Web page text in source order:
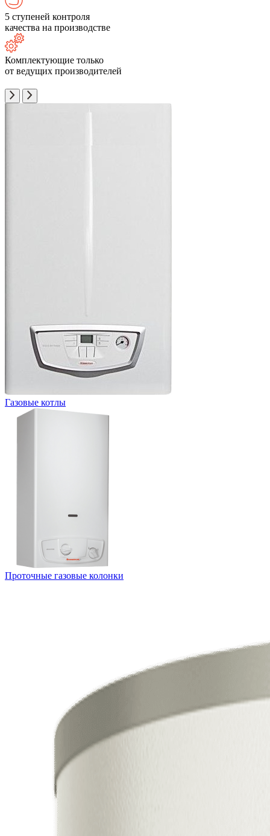
5 ступеней контроля
качества на производстве
Комплектующие только
от ведущих производителей
Газовые котлы
Проточные газовые колонки